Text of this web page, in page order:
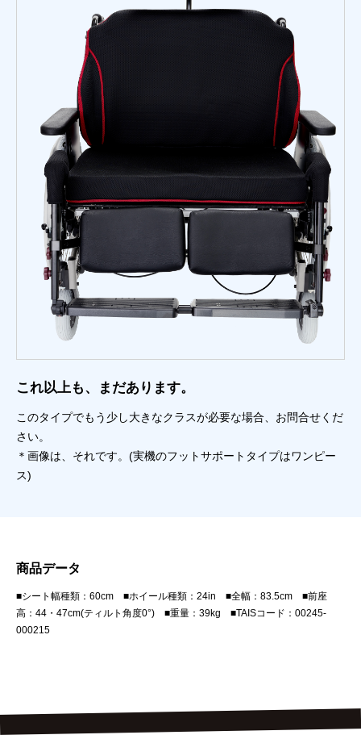
これ以上も、まだあります。
このタイプでもう少し大きなクラスが必要な場合、お問合せくだ
さい。
＊画像は、それです。(実機のフットサポートタイプはワンピー
ス)
商品データ
■シート幅種類：60cm ■ホイール種類：24in ■全幅：83.5cm ■前座
高：44・47cm(ティルト角度0°) ■重量：39kg ■TAISコード：00245-
000215